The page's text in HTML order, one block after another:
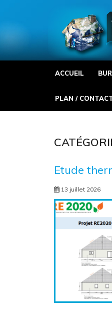
ACCUEIL
PLAN /
Etude
13 juillet 2026